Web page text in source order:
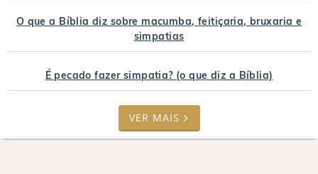
O que a Bíblia diz sobre macumba, feitiçaria, bruxaria e
simpatias
É pecado fazer simpatia? (o que diz a Bíblia)
VER MAIS